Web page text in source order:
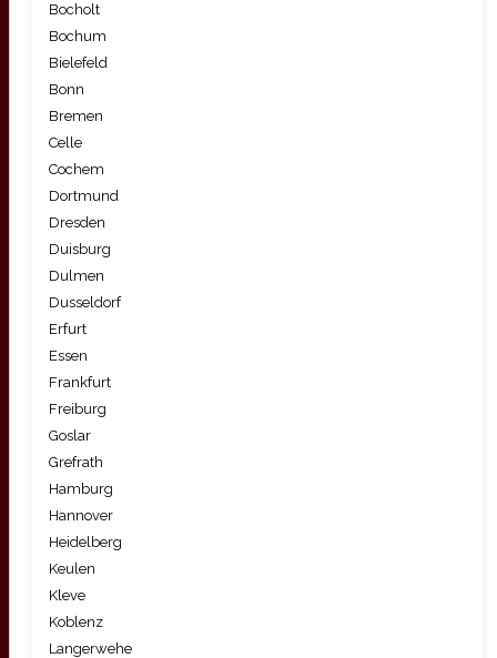
Bocholt
Bochum
Bielefeld
Bonn
Bremen
Celle
Cochem
Dortmund
Dresden
Duisburg
Dulmen
Dusseldorf
Erfurt
Essen
Frankfurt
Freiburg
Goslar
Grefrath
Hamburg
Hannover
Heidelberg
Keulen
Kleve
Koblenz
Langerwehe